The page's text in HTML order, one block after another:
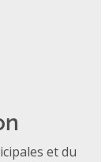
et du